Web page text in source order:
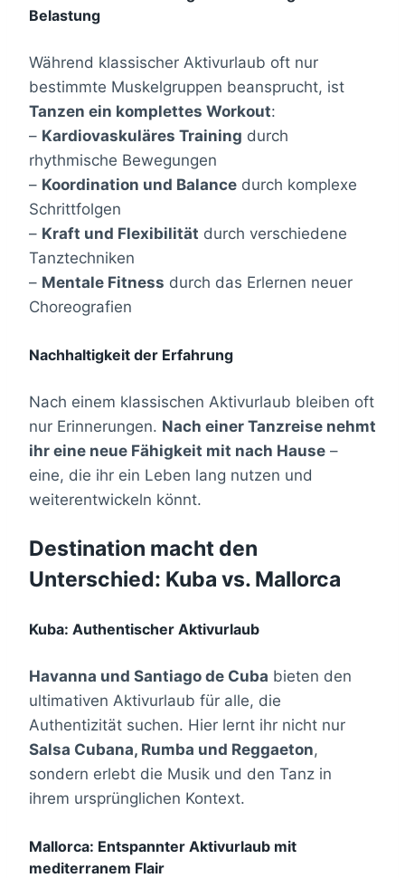
Belastung
Während klassischer Aktivurlaub oft nur
bestimmte Muskelgruppen beansprucht, ist
Tanzen ein komplettes Workout:
– Kardiovaskuläres Training durch
rhythmische Bewegungen
– Koordination und Balance durch komplexe
Schrittfolgen
– Kraft und Flexibilität durch verschiedene
Tanztechniken
– Mentale Fitness durch das Erlernen neuer
Choreografien
Nachhaltigkeit der Erfahrung
Nach einem klassischen Aktivurlaub bleiben oft
nur Erinnerungen. Nach einer Tanzreise nehmt
ihr eine neue Fähigkeit mit nach Hause –
eine, die ihr ein Leben lang nutzen und
weiterentwickeln könnt.
Destination macht den
Unterschied: Kuba vs. Mallorca
Kuba: Authentischer Aktivurlaub
Havanna und Santiago de Cuba bieten den
ultimativen Aktivurlaub für alle, die
Authentizität suchen. Hier lernt ihr nicht nur
Salsa Cubana, Rumba und Reggaeton,
sondern erlebt die Musik und den Tanz in
ihrem ursprünglichen Kontext.
Mallorca: Entspannter Aktivurlaub mit
mediterranem Flair